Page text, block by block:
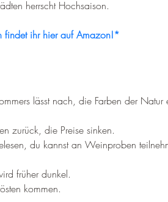
herrscht Hochsaison.
findet ihr hier auf Amazon!*
lässt nach, die Farben der
zurück, die Preise sinken.
du kannst an Weinproben
früher dunkel.
kommen.